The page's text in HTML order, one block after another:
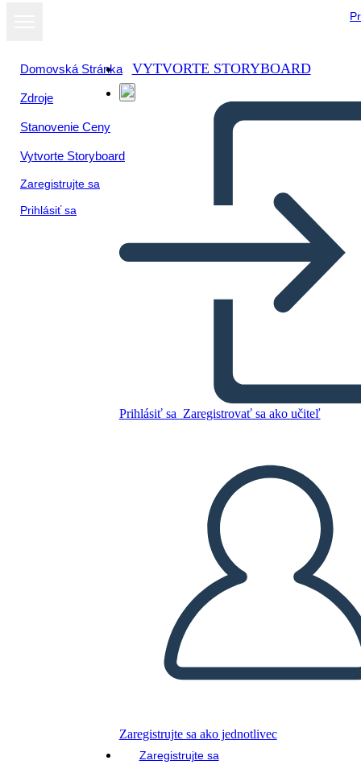
Domovská Stránka
Zdroje
Stanovenie Ceny
Vytvorte Storyboard
Zaregistrujte sa
Prihlásiť sa
VYTVORTE STORYBOARD
Prihlásiť sa Zaregistrovať sa ako učiteľ
Zaregistrujte sa ako jednotlivec
Zaregistrujte sa
Summer
VYTVORIŤ STORYBOARD
PREHRAŤ PREZENTÁCIU
ČÍTAJ MI